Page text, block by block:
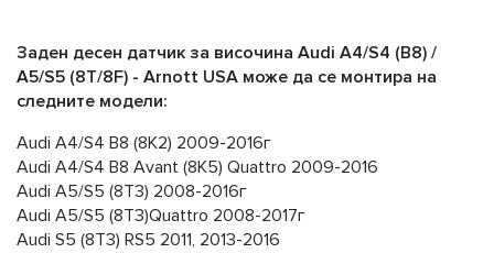
Заден десен датчик за височина Audi A4/S4 (B8) /
A5/S5 (8T/8F) - Arnott USA може да се монтира на
следните модели:
Audi A4/S4 B8 (8K2) 2009-2016г
Audi A4/S4 B8 Avant (8K5) Quattro 2009-2016
Audi A5/S5 (8T3) 2008-2016г
Audi A5/S5 (8T3)Quattro 2008-2017г
Audi S5 (8T3) RS5 2011, 2013-2016